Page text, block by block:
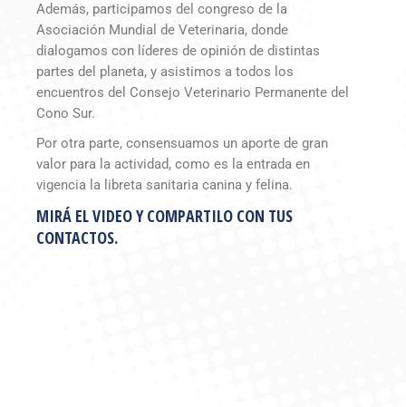
Además, participamos del congreso de la
Asociación Mundial de Veterinaria, donde
dialogamos con líderes de opinión de distintas
partes del planeta, y asistimos a todos los
encuentros del Consejo Veterinario Permanente del
Cono Sur.
Por otra parte, consensuamos un aporte de gran
valor para la actividad, como es la entrada en
vigencia la libreta sanitaria canina y felina.
MIRÁ EL VIDEO Y COMPARTILO CON TUS
CONTACTOS.